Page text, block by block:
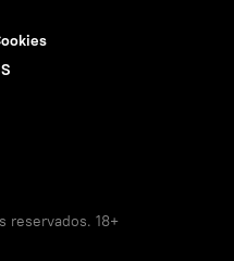
reservados. 18+